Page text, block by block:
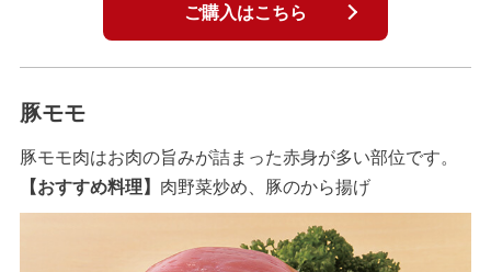
ご購入はこちら
豚モモ
豚モモ肉はお肉の旨みが詰まった赤身が多い部位です。
【おすすめ料理】 肉野菜炒め、豚のから揚げ